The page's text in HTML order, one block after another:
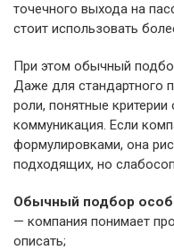
точечного выхода на
стоит использовать
При этом обычный
Даже для стандартного
роли, понятные
коммуникация. Если
формулировками, она
подходящих, но
Обычный подбор
— компания понимает
описать;